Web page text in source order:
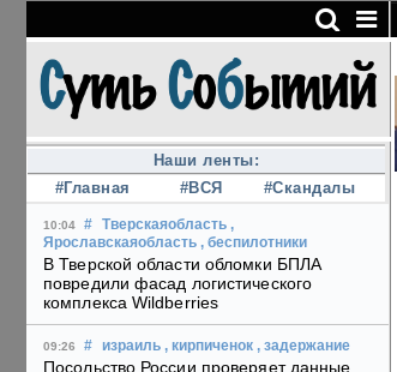
Наши ленты:
#Главная
#ВСЯ #Скандалы
10:04 # Тверскаяобласть ,
Ярославскаяобласть , беспилотники
В Тверской области обломки БПЛА
повредили фасад логистического
комплекса Wildberries
09:26 # израиль , кирпиченок , задержание
Посольство России проверяет данные